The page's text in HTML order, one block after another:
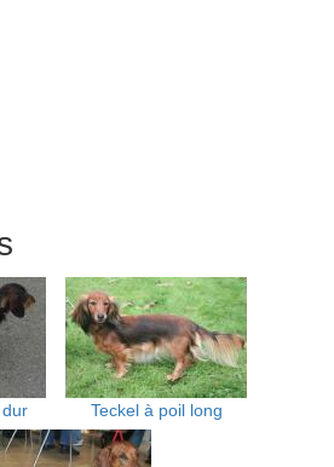
Teckel à poil long